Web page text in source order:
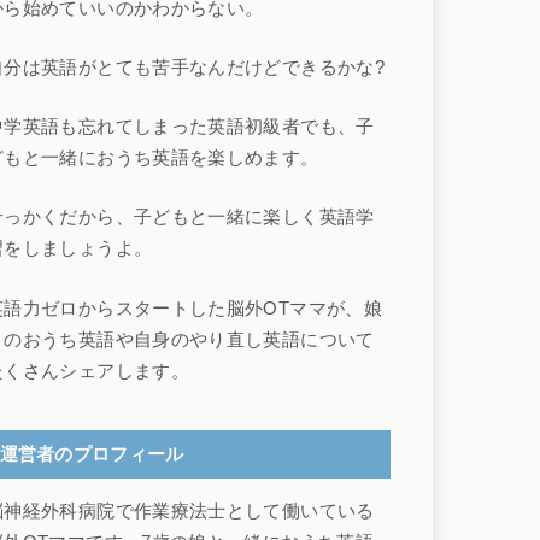
ら始めていいのかわからない。
分は英語がとても苦手なんだけどできるかな?
学英語も忘れてしまった英語初級者でも、子
もと一緒におうち英語を楽しめます。
っかくだから、子どもと一緒に楽しく英語学
しましょうよ。
語力ゼロからスタートした脳外OTママが、娘
のおうち英語や自身のやり直し英語について
くさんシェアします。
運営者のプロフィール
神経外科病院で作業療法士として働いている